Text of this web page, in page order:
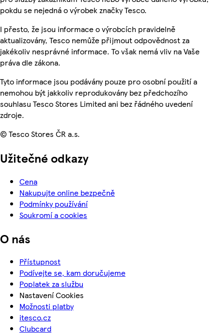
pokdu se nejedná o výrobek značky Tesco.
I přesto, že jsou informace o výrobcích pravidelně
aktualizovány, Tesco nemůže přijmout odpovědnost za
jakékoliv nesprávné informace. To však nemá vliv na Vaše
práva dle zákona.
Tyto informace jsou podávány pouze pro osobní použití a
nemohou být jakkoliv reprodukovány bez předchozího
souhlasu Tesco Stores Limited ani bez řádného uvedení
zdroje.
© Tesco Stores ČR a.s.
Užitečné odkazy
Cena
Nakupujte online bezpečně
Podmínky používání
Soukromí a cookies
O nás
Přístupnost
Podívejte se, kam doručujeme
Poplatek za službu
Nastavení Cookies
Možnosti platby
itesco.cz
Clubcard